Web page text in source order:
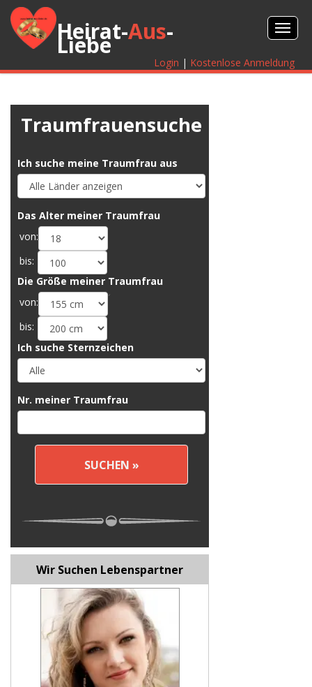
Heirat-Aus-
Liebe
Login | Kostenlose Anmeldung
Traumfrauensuche
Ich suche meine Traumfrau aus
Das Alter meiner Traumfrau
von:
bis:
Die Größe meiner Traumfrau
von:
´
bis:
Ich suche Sternzeichen
Nr. meiner Traumfrau
Wir Suchen Lebenspartner